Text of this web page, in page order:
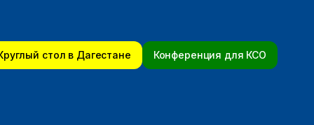
стол в Дагестане Конференция для КСО